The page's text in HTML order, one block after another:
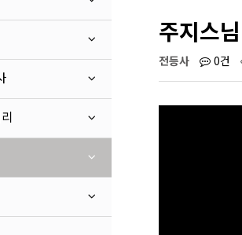
주지스
전등사 0건